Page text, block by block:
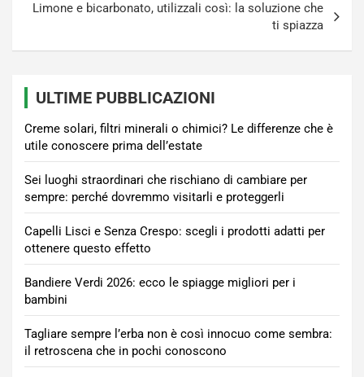
Limone e bicarbonato, utilizzali così: la soluzione che
ti spiazza
ULTIME PUBBLICAZIONI
Creme solari, filtri minerali o chimici? Le differenze che è
utile conoscere prima dell’estate
Sei luoghi straordinari che rischiano di cambiare per
sempre: perché dovremmo visitarli e proteggerli
Capelli Lisci e Senza Crespo: scegli i prodotti adatti per
ottenere questo effetto
Bandiere Verdi 2026: ecco le spiagge migliori per i
bambini
Tagliare sempre l’erba non è così innocuo come sembra:
il retroscena che in pochi conoscono